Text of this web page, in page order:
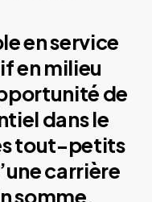
en service
en milieu
de
dans le
tout-petits
carrière
somme,